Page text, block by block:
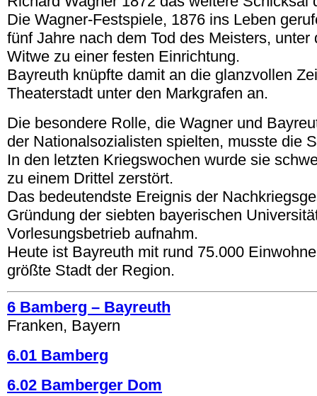
Die Wagner-Festspiele, 1876 ins Leben
fünf Jahre nach dem Tod des Meisters, unter
Witwe zu einer festen Einrichtung.
Bayreuth knüpfte damit an die glanzvollen
Theaterstadt unter den Markgrafen an.
Die besondere Rolle, die Wagner und
der Nationalsozialisten spielten, musste die
In den letzten Kriegswochen wurde sie
zu einem Drittel zerstört.
Das bedeutendste Ereignis der
Gründung der siebten bayerischen
Vorlesungsbetrieb aufnahm.
Heute ist Bayreuth mit rund 75.000
größte Stadt der Region.
6 Bamberg – Bayreuth
Franken, Bayern
6.01 Bamberg
6.02 Bamberger Dom